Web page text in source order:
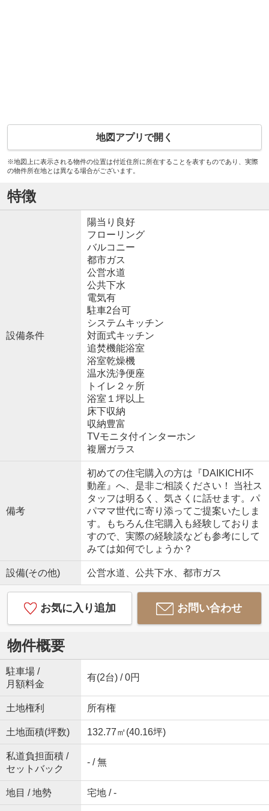
地図アプリで開く
※地図上に表示される物件の位置は付近住所に所在することを表すものであり、実際
の物件所在地とは異なる場合がございます。
特徴
設備条件
陽当り良好
フローリング
バルコニー
都市ガス
公営水道
公共下水
電気有
駐車2台可
システムキッチン
対面式キッチン
追焚機能浴室
浴室乾燥機
温水洗浄便座
トイレ２ヶ所
浴室１坪以上
床下収納
収納豊富
TVモニタ付インターホン
複層ガラス
備考
初めての住宅購入の方は『DAIKICHI不
動産』へ、是非ご相談ください！ 当社ス
タッフは明るく、気さくに話せます。パ
パママ世代に寄り添ってご提案いたしま
す。もちろん住宅購入も経験しておりま
すので、実際の経験談なども参考にして
みては如何でしょうか？
設備(その他) 公営水道、公共下水、都市ガス
お気に入り追加 お問い合わせ
物件概要
駐車場 /
月額料金
有(2台) / 0円
土地権利 所有権
土地面積(坪数) 132.77㎡(40.16坪)
私道負担面積 /
セットバック
- / 無
地目 / 地勢 宅地 / -